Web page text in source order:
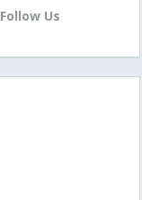
Follow Us